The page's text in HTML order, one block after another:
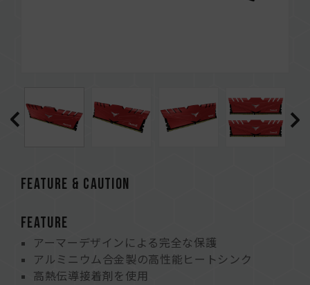
FEATURE & CAUTION
FEATURE
アーマーデザインによる完全な保護
アルミニウム合金製の高性能ヒートシンク
高熱伝導接着剤を使用